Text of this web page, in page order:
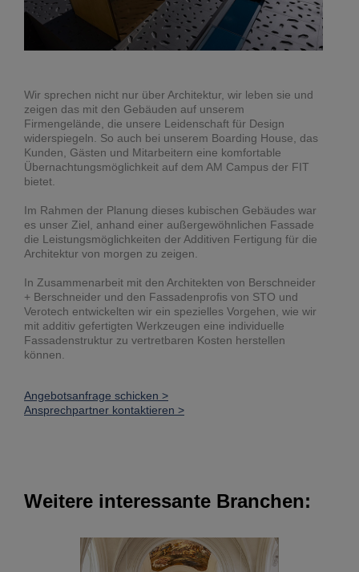
Wir sprechen nicht nur über Architektur, wir leben sie und
zeigen das mit den Gebäuden auf unserem
Firmengelände, die unsere Leidenschaft für Design
widerspiegeln. So auch bei unserem Boarding House, das
Kunden, Gästen und Mitarbeitern eine komfortable
Übernachtungsmöglichkeit auf dem AM Campus der FIT
bietet.
Im Rahmen der Planung dieses kubischen Gebäudes war
es unser Ziel, anhand einer außergewöhnlichen Fassade
die Leistungsmöglichkeiten der Additiven Fertigung für die
Architektur von morgen zu zeigen.
In Zusammenarbeit mit den Architekten von Berschneider
+ Berschneider und den Fassadenprofis von STO und
Verotech entwickelten wir ein spezielles Vorgehen, wie wir
mit additiv gefertigten Werkzeugen eine individuelle
Fassadenstruktur zu vertretbaren Kosten herstellen
können.
Angebotsanfrage schicken >
Ansprechpartner kontaktieren >
Weitere interessante Branchen: